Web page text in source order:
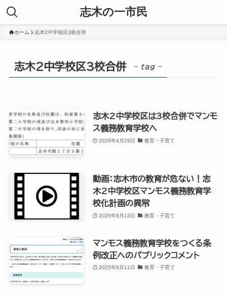
志木の一市民
ホーム 志木2中学校区3校合併
志木2中学校区3校合併 – tag –
志木2中学校区は3校合併でマンモ
ス義務教育学校へ
2026年4月29日 教育・子育て
動画：志木市の教育が危ない！志
木2中学校区マンモス義務教育学
校化計画の異常
2025年8月13日 教育・子育て
マンモス義務教育学校をつくる条
例改正へのパブリックコメント
2025年8月11日 教育・子育て